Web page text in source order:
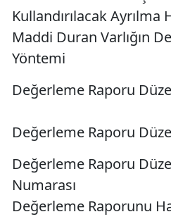
Kullandırılacak Ayrılma
Maddi Duran Varlığın
Yöntemi
Değerleme Raporu
Değerleme Raporu
Değerleme Raporu
Numarası
Değerleme Raporunu